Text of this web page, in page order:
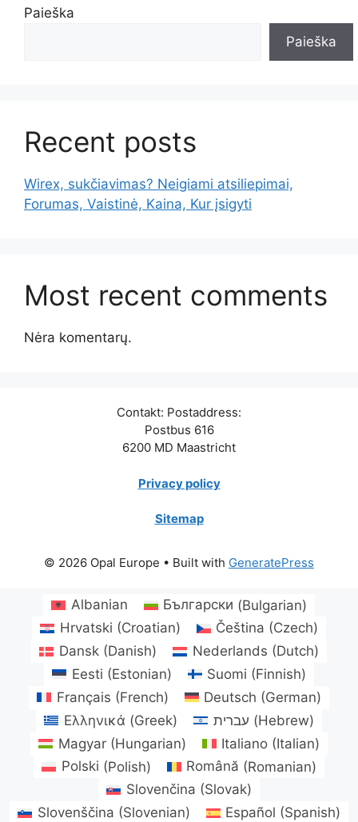
o
Paieška
Paieška
Recent posts
Wirex, sukčiavimas? Neigiami atsiliepimai,
Forumas, Vaistinė, Kaina, Kur įsigyti
Most recent comments
Nėra komentarų.
Contakt: Postaddress:
Postbus 616
6200 MD Maastricht
Privacy policy
Sitemap
© 2026 Opal Europe • Built with GeneratePress
Albanian Български (Bulgarian)
Hrvatski (Croatian) Čeština (Czech)
Dansk (Danish) Nederlands (Dutch)
Eesti (Estonian) Suomi (Finnish)
Français (French) Deutsch (German)
Ελληνικά (Greek) עברית (Hebrew)
Magyar(Hungarian) Italiano (Italian)
Polski (Polish) Română (Romanian)
Slovenčina (Slovak)
Slovenščina (Slovenian) Español (Spanish)